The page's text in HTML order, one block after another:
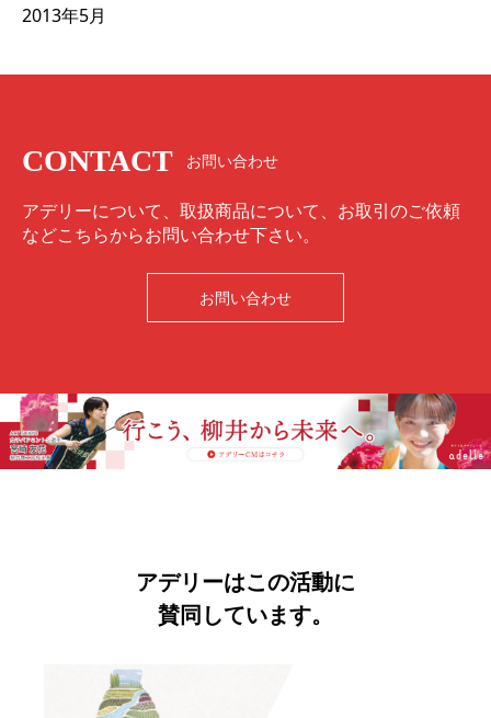
2013年5月
CONTACT お問い合わせ
アデリーについて、取扱商品について、お取引のご依頼
などこちらからお問い合わせ下さい。
お問い合わせ
アデリーはこの活動に
賛同しています。